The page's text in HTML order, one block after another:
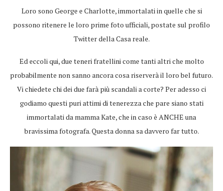
Loro sono George e Charlotte, immortalati in quelle che si
possono ritenere le loro prime foto ufficiali, postate sul profilo
Twitter della Casa reale.
Ed eccoli qui, due teneri fratellini come tanti altri che molto
probabilmente non sanno ancora cosa riserverà il loro bel futuro.
Vi chiedete chi dei due farà più scandali a corte? Per adesso ci
godiamo questi puri attimi di tenerezza che pare siano stati
immortalati da mamma Kate, che in caso è ANCHE una
bravissima fotografa. Questa donna sa davvero far tutto.